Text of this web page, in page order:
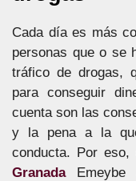
Cada día es más
personas que o se
tráfico de drogas,
para conseguir
cuenta son las
y la pena a la
conducta. Por eso,
GranadaEmeybe